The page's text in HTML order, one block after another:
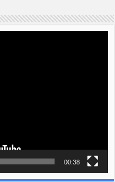
00:38